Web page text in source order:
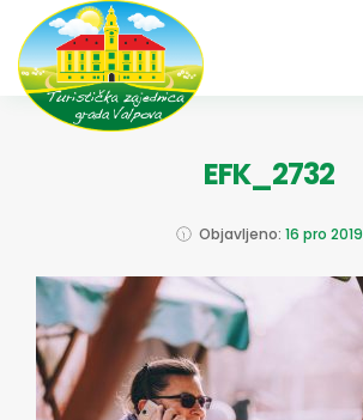
EFK_2732
Objavljeno: 16 pro 2019